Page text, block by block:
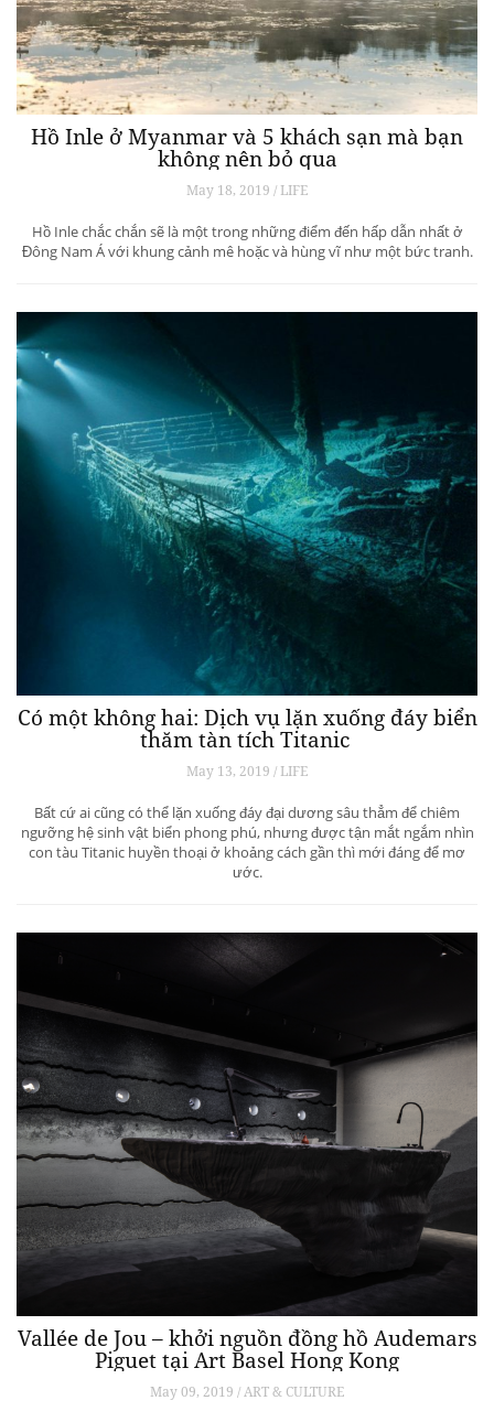
Hồ Inle ở Myanmar và 5 khách sạn mà bạn
không nên bỏ qua
May 18, 2019 / LIFE
Hồ Inle chắc chắn sẽ là một trong những điểm đến hấp dẫn nhất ở
Đông Nam Á với khung cảnh mê hoặc và hùng vĩ như một bức tranh.
Có một không hai: Dịch vụ lặn xuống đáy biển
thăm tàn tích Titanic
May 13, 2019 / LIFE
Bất cứ ai cũng có thể lặn xuống đáy đại dương sâu thẳm để chiêm
ngưỡng hệ sinh vật biển phong phú, nhưng được tận mắt ngắm nhìn
con tàu Titanic huyền thoại ở khoảng cách gần thì mới đáng để mơ
ước.
Vallée de Jou – khởi nguồn đồng hồ Audemars
Piguet tại Art Basel Hong Kong
May 09, 2019 / ART & CULTURE